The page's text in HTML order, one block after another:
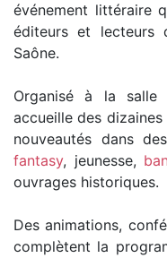
événement littéraire
éditeurs et lecteurs
Saône.
Organisé à la
accueille des dizaines
nouveautés dans
fantasy, jeunesse,
ouvrages historiques.
Des animations,
complètent la